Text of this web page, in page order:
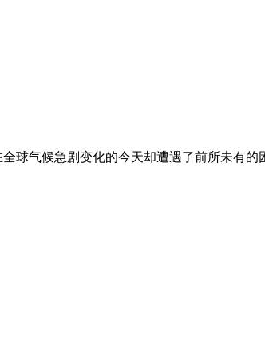
球气候急剧变化的今天却遭遇了前所未有的